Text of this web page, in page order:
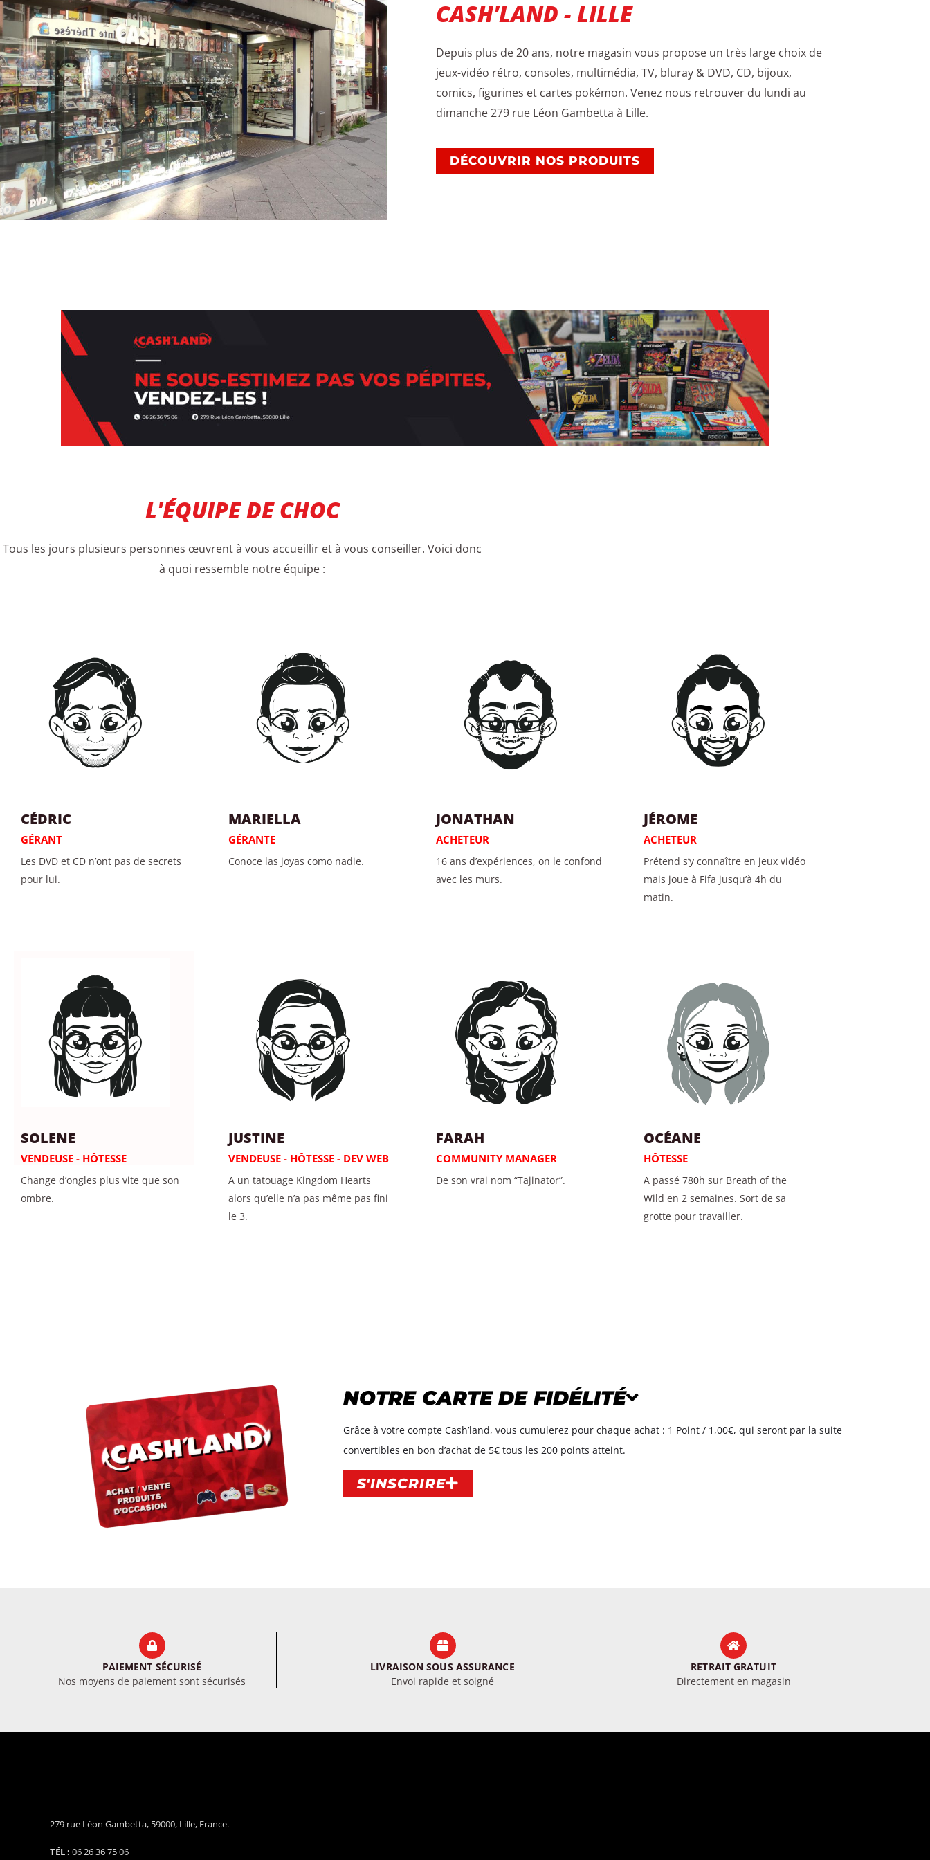
CASH'LAND - LILLE
Depuis plus de 20 ans, notre magasin vous propose un très large choix de
jeux-vidéo rétro, consoles, multimédia, TV, bluray & DVD, CD, bijoux,
comics, figurines et cartes pokémon. Venez nous retrouver du lundi au
dimanche 279 rue Léon Gambetta à Lille.
DÉCOUVRIR NOS PRODUITS
L'ÉQUIPE DE CHOC
Tous les jours plusieurs personnes œuvrent à vous accueillir et à vous conseiller. Voici donc
à quoi ressemble notre équipe :
CÉDRIC
GÉRANT
Les DVD et CD n’ont pas de secrets
pour lui.
MARIELLA
GÉRANTE
Conoce las joyas como nadie.
JONATHAN
ACHETEUR
16 ans d’expériences, on le confond
avec les murs.
JÉROME
ACHETEUR
Prétend s’y connaître en jeux vidéo
mais joue à Fifa jusqu’à 4h du
matin.
SOLENE
VENDEUSE - HÔTESSE
Change d’ongles plus vite que son
ombre.
JUSTINE
VENDEUSE - HÔTESSE - DEV WEB
A un tatouage Kingdom Hearts
alors qu’elle n’a pas même pas fini
le 3.
FARAH
COMMUNITY MANAGER
De son vrai nom “Tajinator”.
OCÉANE
HÔTESSE
A passé 780h sur Breath of the
Wild en 2 semaines. Sort de sa
grotte pour travailler.
NOTRE CARTE DE FIDÉLITÉ
Grâce à votre compte Cash’land, vous cumulerez pour chaque achat : 1 Point / 1,00€, qui seront par la suite
convertibles en bon d’achat de 5€ tous les 200 points atteint.​
S'INSCRIRE
PAIEMENT SÉCURISÉ
Nos moyens de paiement sont sécurisés
LIVRAISON SOUS ASSURANCE
Envoi rapide et soigné
RETRAIT GRATUIT
Directement en magasin
279 rue Léon Gambetta, 59000, Lille, France.
TÉL : 06 26 36 75 06